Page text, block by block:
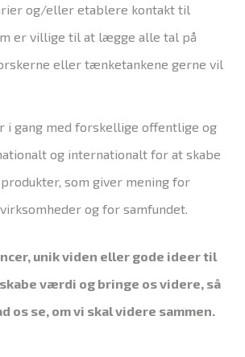
og/eller etablere kontakt til
er villige til at lægge alle tal på
eller tænketankene gerne vil
i gang med forskellige offentlige og
og internationalt for at skabe
som giver mening for
og for samfundet.
unik viden eller gode ideer til
værdi og bringe os videre, så
os se, om vi skal videre sammen.